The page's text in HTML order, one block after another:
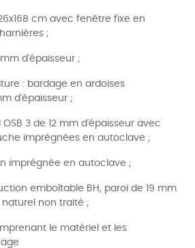
cm avec fenêtre fixe en
;
d'épaisseur ;
: bardage en ardoises
d'épaisseur ;
3 de 12 mm d'épaisseur avec
imprégnées en autoclave ;
imprégnée en autoclave ;
emboîtable BH, paroi de 19 mm
non traité ;
le matériel et les